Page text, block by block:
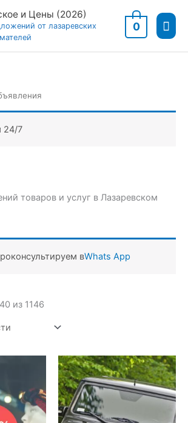
и Цены (2026)
от лазаревских
0
24/7
товаров и услуг в Лазаревском
вWhats App
из 1146